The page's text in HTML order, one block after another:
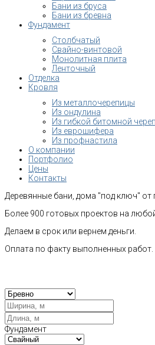
Бани из бруса
Бани из бревна
Фундамент
Столбчатый
Свайно-винтовой
Монолитная плита
Ленточный
Отделка
Кровля
Из металлочерепицы
Из ондулина
Из гибкой битомной
Из еврошифера
Из профнастила
О компании
Портфолио
Цены
Контакты
Деревянные бани, дома "под ключ" от
Более 900 готовых проектов на
Делаем в срок или вернем деньги.
Оплата по факту выполненных работ.
Фундамент